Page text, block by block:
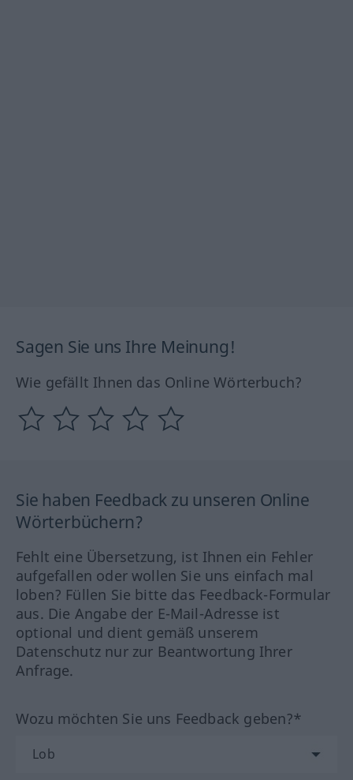
Sagen Sie uns Ihre Meinung!
Wie gefällt Ihnen das Online Wörterbuch?
Sie haben Feedback zu unseren Online
Wörterbüchern?
Fehlt eine Übersetzung, ist Ihnen ein Fehler
aufgefallen oder wollen Sie uns einfach mal
loben? Füllen Sie bitte das Feedback-Formular
aus. Die Angabe der E-Mail-Adresse ist
optional und dient gemäß unserem
Datenschutz nur zur Beantwortung Ihrer
Anfrage.
Wozu möchten Sie uns Feedback geben?*